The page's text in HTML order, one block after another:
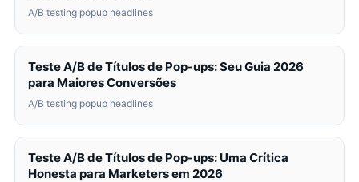
A/B testing popup headlines
Teste A/B de Títulos de Pop-ups: Seu Guia 2026
para Maiores Conversões
A/B testing popup headlines
Teste A/B de Títulos de Pop-ups: Uma Crítica
Honesta para Marketers em 2026